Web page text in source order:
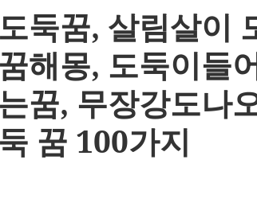
도둑꿈, 살림살이
꿈해몽, 도둑이들
는꿈, 무장강도나
둑 꿈 100가지